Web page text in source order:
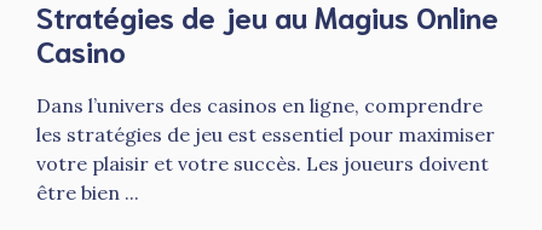
Stratégies de jeu au Magius Online
Casino
Dans l’univers des casinos en ligne, comprendre
les stratégies de jeu est essentiel pour maximiser
votre plaisir et votre succès. Les joueurs doivent
être bien ...